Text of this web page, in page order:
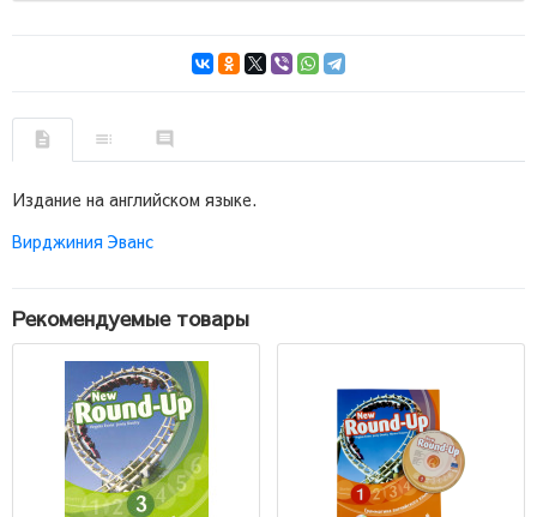
Издание на английском языке.
Вирджиния Эванс
Рекомендуемые товары